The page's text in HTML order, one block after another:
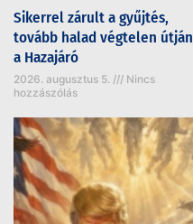
Sikerrel zárult a gyűjtés,
tovább halad végtelen útján
a Hazajáró
2026. augusztus 5.
Nincs
hozzászólás